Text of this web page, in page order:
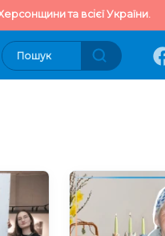
та всієї України.